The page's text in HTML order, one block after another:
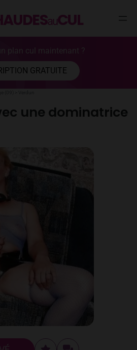
auCUL
plan cul maintenant ?
GRATUITE
une dominatrice